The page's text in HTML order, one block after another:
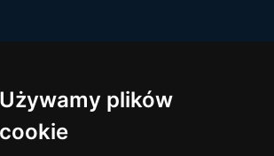
Używamy plików
cookie